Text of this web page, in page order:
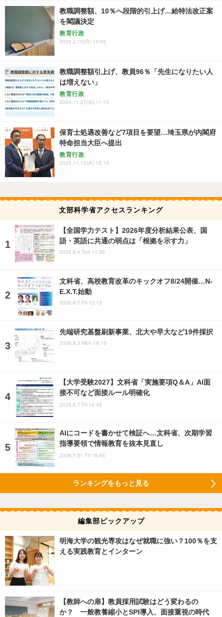
教職調整額、10％へ段階的引上げ…給特法改正案
を閣議決定
教育行政
2025.2.10(月) 14:45
教職調整額引上げ、教員96％「先生になりたい人
は増えない」
教育行政
2024.11.27(水) 11:15
保育士処遇改善など7項目を要望…埼玉県が内閣府
特命担当大臣へ提出
教育行政
2025.11.13(木) 15:15
文部科学省アクセスランキング
【全国学力テスト】2026年度分析結果公表、国
語・英語に共通の弱点は「根拠を示す力」
2026.8.4 Tue 11:36
文科省、高校教育改革のキックオフ8/24開催…N-
E.X.T.始動
2026.8.7 Fri 12:15
先端研究基盤刷新事業、北大や早大など19件採択
2026.8.3 Mon 18:15
【大学受験2027】文科省「実施要項Q＆A」AI面
接不可など面接ルール明確化
2026.8.7 Fri 14:45
AIにコードを書かせて検証へ…文科省、次期学習
指導要領で情報教育を抜本見直し
2026.7.31 Fri 15:45
ランキングをもっと見る
編集部ピックアップ
明海大学の観光専攻はなぜ就職に強い？100％を支
える実践教育とインターン
【教師への扉】教員採用試験はどう変わるの
か？ 一般教養縮小とSPI導入、面接重視の時代